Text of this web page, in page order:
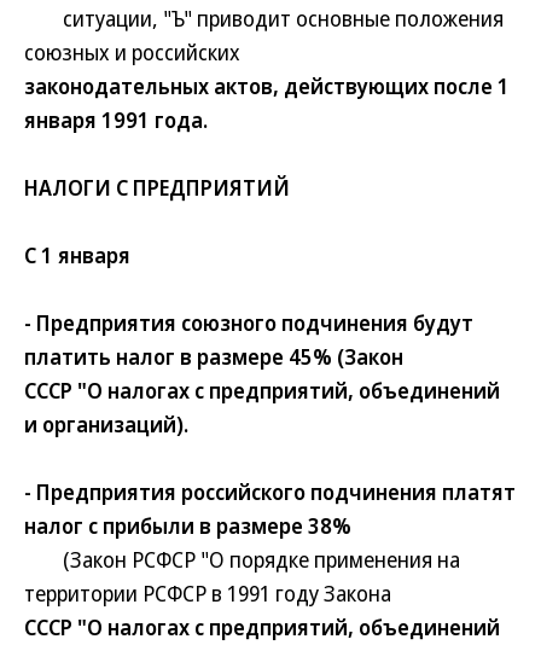
ситуации, "Ъ" приводит основные положения
союзных и российских
законодательных актов, действующих после 1
января 1991 года.
НАЛОГИ С ПРЕДПРИЯТИЙ
С 1 января
- Предприятия союзного подчинения будут
платить налог в размере 45% (Закон
СССР "О налогах с предприятий, объединений
и организаций).
- Предприятия российского подчинения платят
налог с прибыли в размере 38%
(Закон РСФСР "О порядке применения на
территории РСФСР в 1991 году Закона
СССР "О налогах с предприятий, объединений